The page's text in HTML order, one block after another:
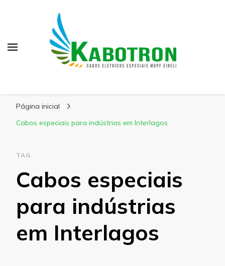
Página inicial
Cabos especiais para indústrias em Interlagos
TAG
Cabos especiais
para indústrias
em Interlagos